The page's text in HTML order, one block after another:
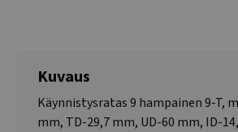
Kuvaus
Käynnistysratas 9 hampainen 9-T,
mm, TD-29,7 mm, UD-60 mm, ID-